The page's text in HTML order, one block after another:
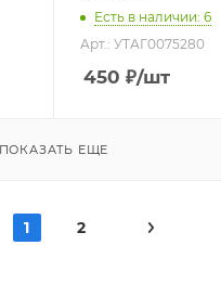
Есть в наличии: 6
Арт.: УТАГ0075280
450 ₽/шт
ПОКАЗАТЬ ЕЩЕ
1 2